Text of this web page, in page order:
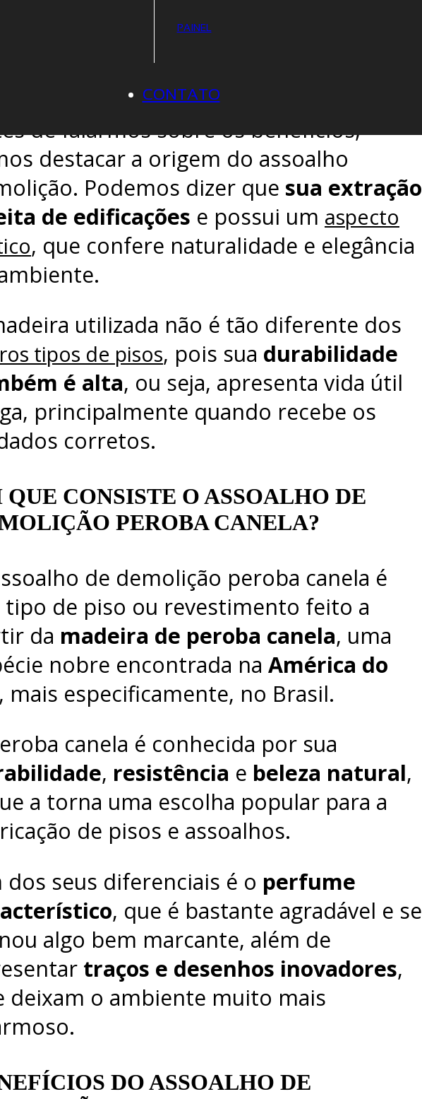
PAINEL
CONTATO
de falarmos sobre os benefícios,
destacar a origem do assoalho
Podemos dizer que sua extração
de edificações e possui um aspecto
, que confere naturalidade e elegância
utilizada não é tão diferente dos
tipos de pisos, pois sua durabilidade
é alta, ou seja, apresenta vida útil
principalmente quando recebe os
corretos.
QUE CONSISTE O ASSOALHO DE
PEROBA CANELA?
de demolição peroba canela é
tipo de piso ou revestimento feito a
da madeira de peroba canela, uma
nobre encontrada na América do
, mais especificamente, no Brasil.
canela é conhecida por sua
, resistência e beleza natural,
a torna uma escolha popular para a
de pisos e assoalhos.
dos seus diferenciais é o perfume
, que é bastante agradável e se
algo bem marcante, além de
traços e desenhos inovadores,
deixam o ambiente muito mais
DO ASSOALHO DE